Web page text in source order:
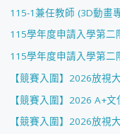
115-1兼任教師 (3D動畫
115學年度申請入學第
115學年度申請入學第
【競賽入圍】2026放視
【競賽入圍】2026 A+
【競賽入圍】2026放視